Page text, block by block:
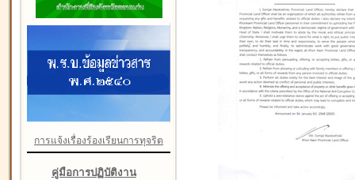
การแจ้งเรื่องร้องเรียนการทุจริต
คู่มือการปฏิบัติงาน